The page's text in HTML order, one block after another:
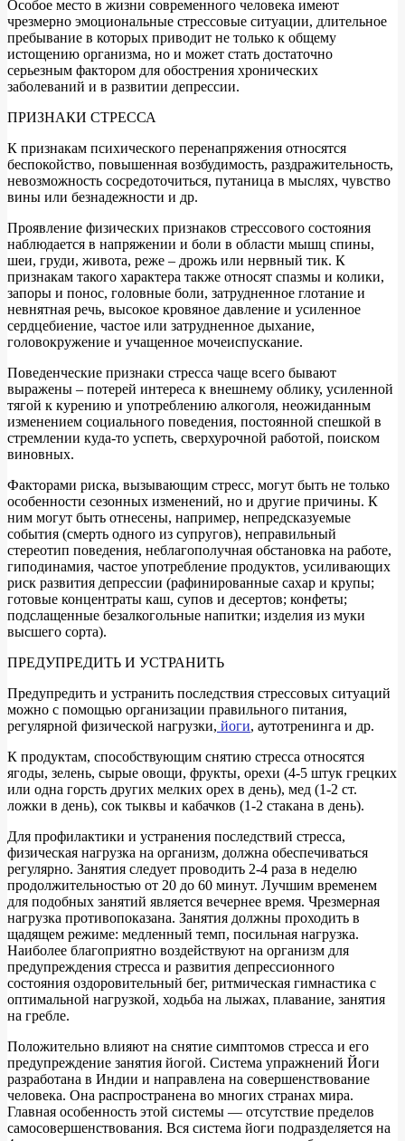
Особое место в жизни современного человека имеют
чрезмерно эмоциональные стрессовые ситуации, длительное
пребывание в которых приводит не только к общему
истощению организма, но и может стать достаточно
серьезным фактором для обострения хронических
заболеваний и в развитии депрессии.
ПРИЗНАКИ СТРЕССА
К признакам психического перенапряжения относятся
беспокойство, повышенная возбудимость, раздражительность,
невозможность сосредоточиться, путаница в мыслях, чувство
вины или безнадежности и др.
Проявление физических признаков стрессового состояния
наблюдается в напряжении и боли в области мышц спины,
шеи, груди, живота, реже – дрожь или нервный тик. К
признакам такого характера также относят спазмы и колики,
запоры и понос, головные боли, затрудненное глотание и
невнятная речь, высокое кровяное давление и усиленное
сердцебиение, частое или затрудненное дыхание,
головокружение и учащенное мочеиспускание.
Поведенческие признаки стресса чаще всего бывают
выражены – потерей интереса к внешнему облику, усиленной
тягой к курению и употреблению алкоголя, неожиданным
изменением социального поведения, постоянной спешкой в
стремлении куда-то успеть, сверхурочной работой, поиском
виновных.
Факторами риска, вызывающим стресс, могут быть не только
особенности сезонных изменений, но и другие причины. К
ним могут быть отнесены, например, непредсказуемые
события (смерть одного из супругов), неправильный
стереотип поведения, неблагополучная обстановка на работе,
гиподинамия, частое употребление продуктов, усиливающих
риск развития депрессии (рафинированные сахар и крупы;
готовые концентраты каш, супов и десертов; конфеты;
подслащенные безалкогольные напитки; изделия из муки
высшего сорта).
ПРЕДУПРЕДИТЬ И УСТРАНИТЬ
Предупредить и устранить последствия стрессовых ситуаций
можно с помощью организации правильного питания,
регулярной физической нагрузки, йоги, аутотренинга и др.
К продуктам, способствующим снятию стресса относятся
ягоды, зелень, сырые овощи, фрукты, орехи (4-5 штук грецких
или одна горсть других мелких орех в день), мед (1-2 ст.
ложки в день), сок тыквы и кабачков (1-2 стакана в день).
Для профилактики и устранения последствий стресса,
физическая нагрузка на организм, должна обеспечиваться
регулярно. Занятия следует проводить 2-4 раза в неделю
продолжительностью от 20 до 60 минут. Лучшим временем
для подобных занятий является вечернее время. Чрезмерная
нагрузка противопоказана. Занятия должны проходить в
щадящем режиме: медленный темп, посильная нагрузка.
Наиболее благоприятно воздействуют на организм для
предупреждения стресса и развития депрессионного
состояния оздоровительный бег, ритмическая гимнастика с
оптимальной нагрузкой, ходьба на лыжах, плавание, занятия
на гребле.
Положительно влияют на снятие симптомов стресса и его
предупреждение занятия йогой. Система упражнений Йоги
разработана в Индии и направлена на совершенствование
человека. Она распространена во многих странах мира.
Главная особенность этой системы — отсутствие пределов
самосовершенствования. Вся система йоги подразделяется на